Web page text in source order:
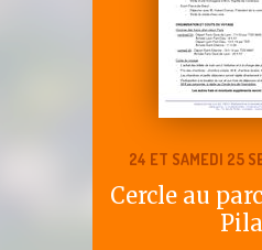
24 ET SAMEDI 25
Cercle au